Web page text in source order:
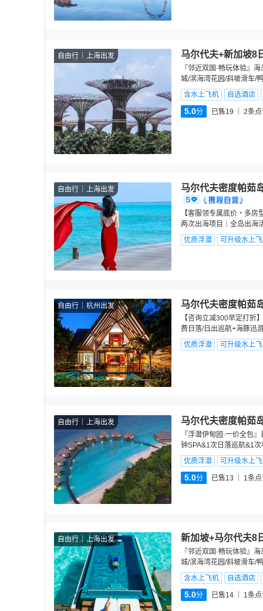
自由行 上海出发 马尔代夫+新加坡8
『邻近双国·畅玩体验』
城/滨海湾花园/斜坡滑车/
含水上飞机
自选酒店
5.0分 已售19 2条
自由行 上海出发 马尔代夫密度帕茹
【客服领专属底价・多
两次出海项目｜全岛出海
优质浮潜
可升级水上
自由行 杭州出发 马尔代夫密度帕茹
【咨询立减300早定打折
费日落/日出巡航+海豚迅
优质浮潜
可升级水上
自由行 上海出发 马尔代夫密度帕茹
『浮潜伊甸园·一价全包
钟SPA&1次日落巡航&1
优质浮潜
可升级水上
5.0分 已售13 1条
自由行 上海出发 新加坡+马尔代夫8
『邻近双国·畅玩体验』
城/滨海湾花园/斜坡滑车/
含水上飞机
自选酒店
5.0分 已售14 1条